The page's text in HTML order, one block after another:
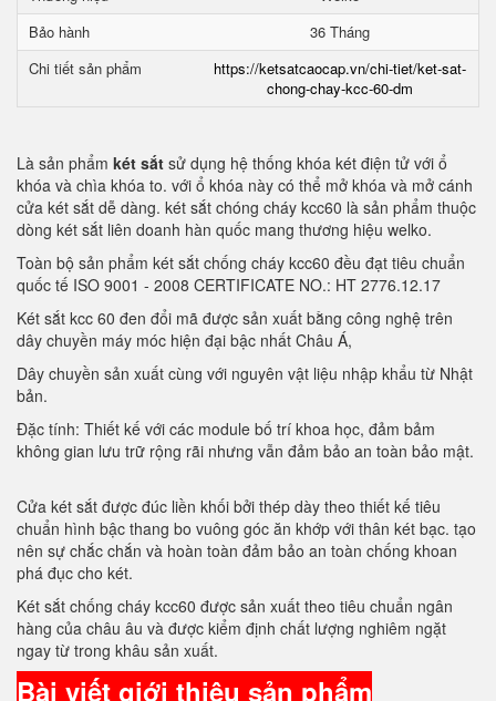
Bảo hành
36 Tháng
Chi tiết sản phẩm
https://ketsatcaocap.vn/chi-tiet/ket-sat-
chong-chay-kcc-60-dm
Là sản phẩm két sắt sử dụng hệ thống khóa két điện tử với ổ
khóa và chìa khóa to. với ổ khóa này có thể mở khóa và mở cánh
cửa két sắt dễ dàng. két sắt chóng cháy kcc60 là sản phẩm thuộc
dòng két sắt liên doanh hàn quốc mang thương hiệu welko.
Toàn bộ sản phẩm két sắt chống cháy kcc60 đều đạt tiêu chuẩn
quốc tế ISO 9001 - 2008 CERTIFICATE NO.: HT 2776.12.17
Két sắt kcc 60 đen đổi mã được sản xuất bằng công nghệ trên
dây chuyền máy móc hiện đại bậc nhất Châu Á,
Dây chuyền sản xuất cùng với nguyên vật liệu nhập khẩu từ Nhật
bản.
Đặc tính: Thiết kế với các module bố trí khoa học, đảm bảm
không gian lưu trữ rộng rãi nhưng vẫn đảm bảo an toàn bảo mật.
Cửa két sắt được đúc liền khối bởi thép dày theo thiết kế tiêu
chuẩn hình bậc thang bo vuông góc ăn khớp với thân két bạc. tạo
nên sự chắc chắn và hoàn toàn đảm bảo an toàn chống khoan
phá đục cho két.
Két sắt chống cháy kcc60 được sản xuất theo tiêu chuẩn ngân
hàng của châu âu và được kiểm định chất lượng nghiêm ngặt
ngay từ trong khâu sản xuất.
Bài viết giới thiệu sản phẩm